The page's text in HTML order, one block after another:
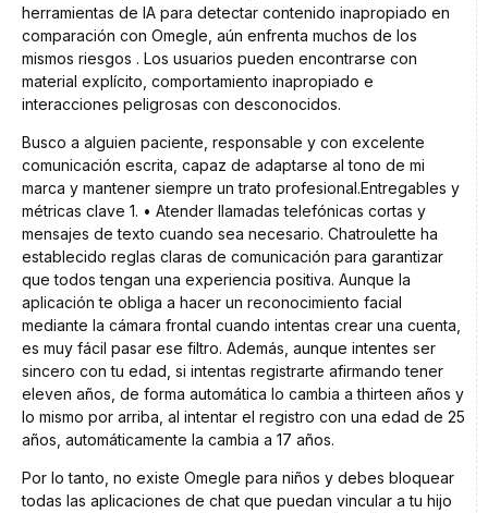
herramientas de IA para detectar contenido inapropiado en
comparación con Omegle, aún enfrenta muchos de los
mismos riesgos . Los usuarios pueden encontrarse con
material explícito, comportamiento inapropiado e
interacciones peligrosas con desconocidos.
Busco a alguien paciente, responsable y con excelente
comunicación escrita, capaz de adaptarse al tono de mi
marca y mantener siempre un trato profesional.Entregables y
métricas clave 1. • Atender llamadas telefónicas cortas y
mensajes de texto cuando sea necesario. Chatroulette ha
establecido reglas claras de comunicación para garantizar
que todos tengan una experiencia positiva. Aunque la
aplicación te obliga a hacer un reconocimiento facial
mediante la cámara frontal cuando intentas crear una cuenta,
es muy fácil pasar ese filtro. Además, aunque intentes ser
sincero con tu edad, si intentas registrarte afirmando tener
eleven años, de forma automática lo cambia a thirteen años y
lo mismo por arriba, al intentar el registro con una edad de 25
años, automáticamente la cambia a 17 años.
Por lo tanto, no existe Omegle para niños y debes bloquear
todas las aplicaciones de chat que puedan vincular a tu hijo